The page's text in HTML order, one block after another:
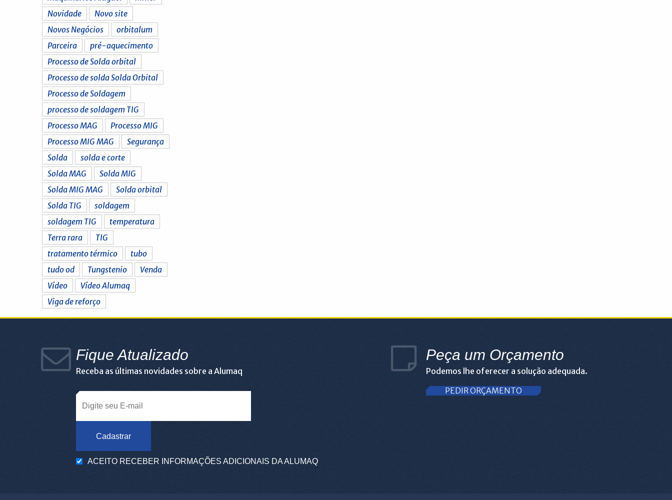
Novidade
Novo site
Novos Negócios
orbitalum
Parceira
pré-aquecimento
Processo de Solda orbital
Processo de solda Solda Orbital
Processo de Soldagem
processo de soldagem TIG
Processo MAG
Processo MIG
Processo MIG MAG
Segurança
Solda
solda e corte
Solda MAG
Solda MIG
Solda MIG MAG
Solda orbital
Solda TIG
soldagem
soldagem TIG
temperatura
Terra rara
TIG
tratamento térmico
tubo
tudo od
Tungstenio
Venda
Vídeo
Vídeo Alumaq
Viga de reforço
Fique Atualizado
Receba as últimas novidades sobre a Alumaq
Cadastrar
ACEITO RECEBER INFORMAÇÕES ADICIONAIS DA ALUMAQ
Peça um Orçamento
Podemos lhe oferecer a solução adequada.
PEDIR ORÇAMENTO